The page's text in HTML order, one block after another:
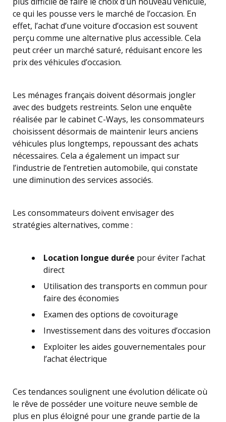
ce qui les pousse vers le marché de l’occasion. En
effet, l’achat d’une voiture d’occasion est souvent
perçu comme une alternative plus accessible. Cela
peut créer un marché saturé, réduisant encore les
prix des véhicules d’occasion.
Les ménages français doivent désormais jongler
avec des budgets restreints. Selon une enquête
réalisée par le cabinet C-Ways, les consommateurs
choisissent désormais de maintenir leurs anciens
véhicules plus longtemps, repoussant des achats
nécessaires. Cela a également un impact sur
l’industrie de l’entretien automobile, qui constate
une diminution des services associés.
Les consommateurs doivent envisager des
stratégies alternatives, comme :
Location longue durée pour éviter l’achat
direct
Utilisation des transports en commun pour
faire des économies
Examen des options de covoiturage
Investissement dans des voitures d’occasion
Exploiter les aides gouvernementales pour
l’achat électrique
Ces tendances soulignent une évolution délicate où
le rêve de posséder une voiture neuve semble de
plus en plus éloigné pour une grande partie de la